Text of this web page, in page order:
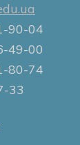
90-04
49-00
80-74
33